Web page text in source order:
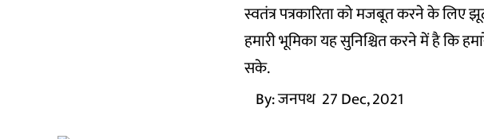
स्वतंत्र पत्रकारिता को मजबूत करने के लिए
हमारी भूमिका यह सुनिश्चित करने में है कि
सके.
By:जनपथ 27 Dec, 2021